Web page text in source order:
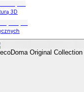
3D
Original Collection